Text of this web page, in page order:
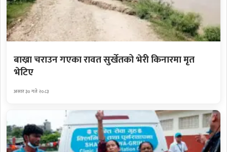
बाख्रा चराउन गएका रावत सुर्खेतको भेरी किनारमा मृत
भेटिए
असार ३० गते २०८३